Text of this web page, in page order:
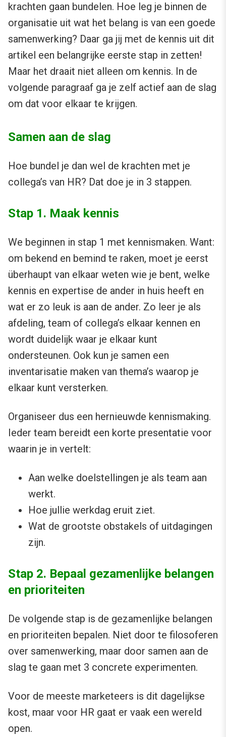
krachten gaan bundelen. Hoe leg je binnen de
organisatie uit wat het belang is van een goede
samenwerking? Daar ga jij met de kennis uit dit
artikel een belangrijke eerste stap in zetten!
Maar het draait niet alleen om kennis. In de
volgende paragraaf ga je zelf actief aan de slag
om dat voor elkaar te krijgen.
Samen aan de slag
Hoe bundel je dan wel de krachten met je
collega’s van HR? Dat doe je in 3 stappen.
Stap 1. Maak kennis
We beginnen in stap 1 met kennismaken. Want:
om bekend en bemind te raken, moet je eerst
überhaupt van elkaar weten wie je bent, welke
kennis en expertise de ander in huis heeft en
wat er zo leuk is aan de ander. Zo leer je als
afdeling, team of collega’s elkaar kennen en
wordt duidelijk waar je elkaar kunt
ondersteunen. Ook kun je samen een
inventarisatie maken van thema’s waarop je
elkaar kunt versterken.
Organiseer dus een hernieuwde kennismaking.
Ieder team bereidt een korte presentatie voor
waarin je in vertelt:
Aan welke doelstellingen je als team aan
werkt.
Hoe jullie werkdag eruit ziet.
Wat de grootste obstakels of uitdagingen
zijn.
Stap 2. Bepaal gezamenlijke belangen
en prioriteiten
De volgende stap is de gezamenlijke belangen
en prioriteiten bepalen. Niet door te filosoferen
over samenwerking, maar door samen aan de
slag te gaan met 3 concrete experimenten.
Voor de meeste marketeers is dit dagelijkse
kost, maar voor HR gaat er vaak een wereld
open.